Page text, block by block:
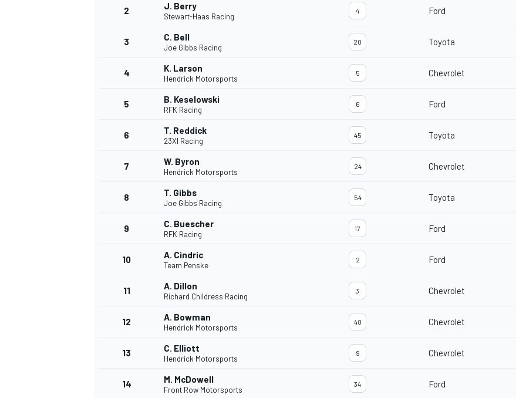
FÓRMULA E
2 J. Berry
Stewart-Haas Racing
4 Ford
3 C. Bell
Joe Gibbs Racing
20 Toyota
4 K. Larson
Hendrick Motorsports
5 Chevrolet
5 B. Keselowski
RFK Racing
6 Ford
6 T. Reddick
23XI Racing
45 Toyota
7 W. Byron
Hendrick Motorsports
24 Chevrolet
8 T. Gibbs
Joe Gibbs Racing
54 Toyota
9 C. Buescher
RFK Racing
17 Ford
10 A. Cindric
Team Penske
2 Ford
11 A. Dillon
Richard Childress Racing
3 Chevrolet
12 A. Bowman
Hendrick Motorsports
48 Chevrolet
13 C. Elliott
Hendrick Motorsports
9 Chevrolet
14 M. McDowell
Front Row Motorsports
34 Ford